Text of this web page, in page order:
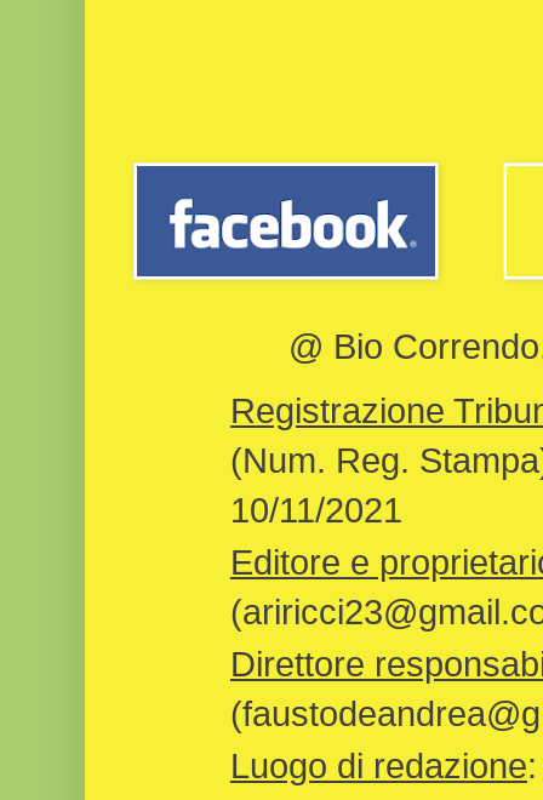
@ Bio
Registrazione
(Num. Reg.
10/11/2021
Editore e
Direttore
Luogo di redazione